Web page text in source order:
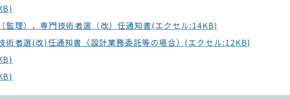
監理）、専門技術者選（改）任通知書(エクセル:14KB)
術者選(改)任通知書（設計業務委託等の場合）(エクセル:12KB)